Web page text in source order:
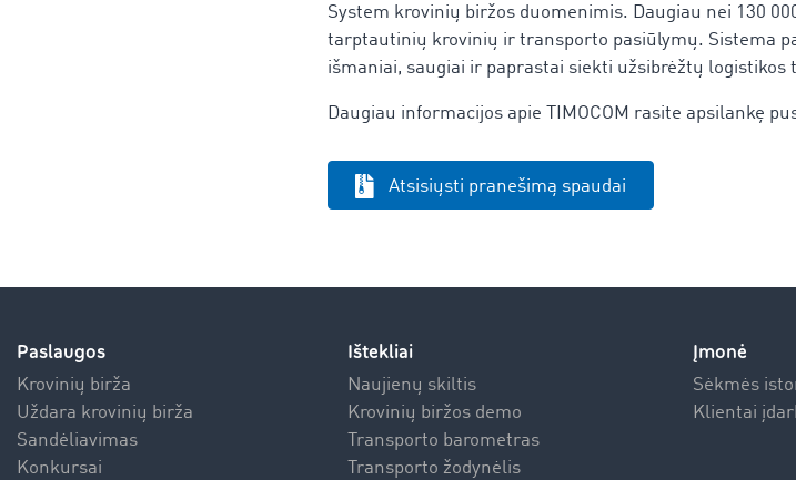
System krovinių biržos duomenimis. Daugiau nei 130
tarptautinių krovinių ir transporto pasiūlymų. Sistema
išmaniai, saugiai ir paprastai siekti užsibrėžtų logistikos
Daugiau informacijos apie TIMOCOM rasite apsilankę
Atsisiųsti pranešimą spaudai
Paslaugos
Krovinių birža
Uždara krovinių birža
Sandėliavimas
Konkursai
Ištekliai
Naujienų skiltis
Krovinių biržos demo
Transporto barometras
Transporto žodynėlis
Įmonė
Sėkmės
Klientai